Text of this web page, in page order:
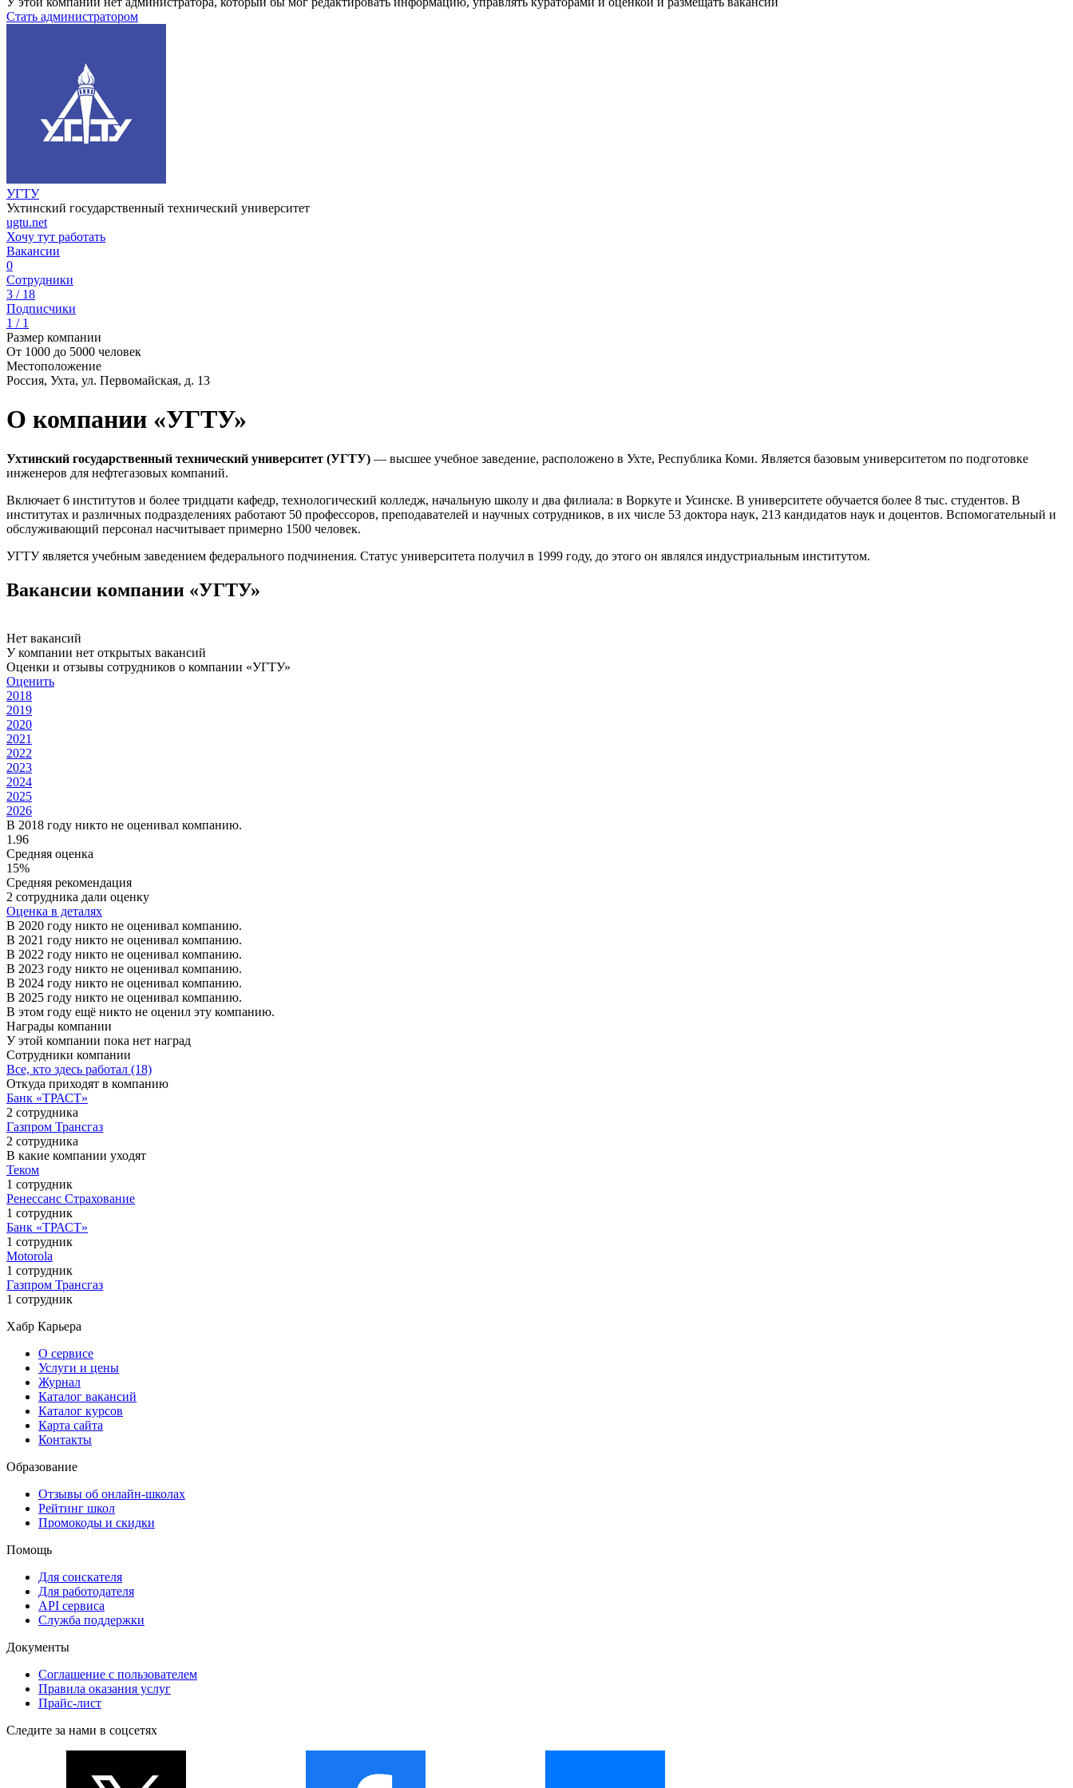
Стать администратором
УГТУ
Ухтинский государственный технический университет
ugtu.net
Хочу тут работать
Вакансии
0
Сотрудники
3 / 18
Подписчики
1 / 1
Размер компании
От 1000 до 5000 человек
Местоположение
Россия, Ухта, ул. Первомайская, д. 13
О компании «УГТУ»
Ухтинский государственный технический университет (УГТУ) — высшее учебное заведение, расположено в Ухте, Республика Коми. Является базовым университетом по подготовке
инженеров для нефтегазовых компаний.
Включает 6 институтов и более тридцати кафедр, технологический колледж, начальную школу и два филиала: в Воркуте и Усинске. В университете обучается более 8 тыс. студентов. В
институтах и различных подразделениях работают 50 профессоров, преподавателей и научных сотрудников, в их числе 53 доктора наук, 213 кандидатов наук и доцентов. Вспомогательный и
обслуживающий персонал насчитывает примерно 1500 человек.
УГТУ является учебным заведением федерального подчинения. Статус университета получил в 1999 году, до этого он являлся индустриальным институтом.
Вакансии компании «УГТУ»
Нет вакансий
У компании нет открытых вакансий
Оценки и отзывы сотрудников о компании «УГТУ»
Оценить
2018
2019
2020
2021
2022
2023
2024
2025
2026
В 2018 году никто не оценивал компанию.
1.96
Средняя оценка
15%
Средняя рекомендация
2 сотрудника дали оценку
Оценка в деталях
В 2020 году никто не оценивал компанию.
В 2021 году никто не оценивал компанию.
В 2022 году никто не оценивал компанию.
В 2023 году никто не оценивал компанию.
В 2024 году никто не оценивал компанию.
В 2025 году никто не оценивал компанию.
В этом году ещё никто не оценил эту компанию.
Награды компании
У этой компании пока нет наград
Сотрудники компании
Все, кто здесь работал (18)
Откуда приходят в компанию
Банк «ТРАСТ»
2 сотрудника
Газпром Трансгаз
2 сотрудника
В какие компании уходят
Теком
1 сотрудник
Ренессанс Страхование
1 сотрудник
Банк «ТРАСТ»
1 сотрудник
Motorola
1 сотрудник
Газпром Трансгаз
1 сотрудник
Хабр Карьера
О сервисе
Услуги и цены
Журнал
Каталог вакансий
Каталог курсов
Карта сайта
Контакты
Образование
Отзывы об онлайн-школах
Рейтинг школ
Промокоды и скидки
Помощь
Для соискателя
Для работодателя
API сервиса
Служба поддержки
Документы
Соглашение с пользователем
Правила оказания услуг
Прайс-лист
Следите за нами в соцсетях